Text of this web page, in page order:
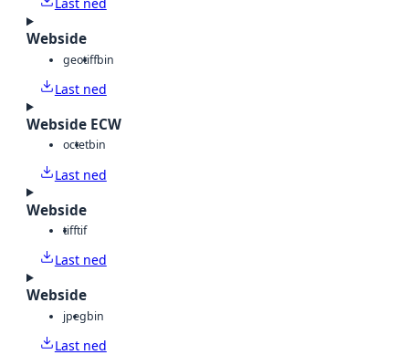
Last ned
Webside
geotiffbin
Last ned
Webside ECW
octetbin
Last ned
Webside
tifftif
Last ned
Webside
jpegbin
Last ned